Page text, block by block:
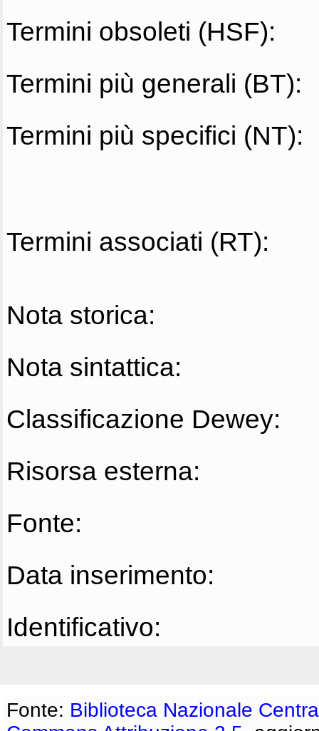
Termini obsoleti (HSF):
Termini più generali (BT):
Termini più specifici (NT):
Termini associati (RT):
Nota storica:
Nota sintattica:
Classificazione Dewey:
Risorsa esterna:
Fonte:
Data inserimento:
Identificativo:
Fonte: Biblioteca Nazionale